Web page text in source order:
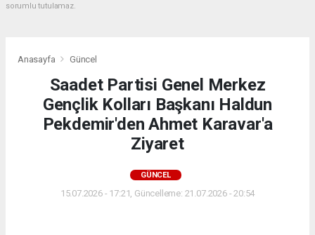
sorumlu tutulamaz.
Anasayfa Güncel
Saadet Partisi Genel Merkez
Gençlik Kolları Başkanı Haldun
Pekdemir'den Ahmet Karavar'a
Ziyaret
GÜNCEL
15.07.2026 - 17:21, Güncelleme: 21.07.2026 - 20:54